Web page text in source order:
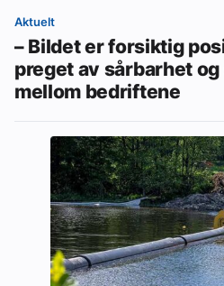
Aktuelt
– Bildet er forsiktig
preget av sårbarhet
mellom bedriftene